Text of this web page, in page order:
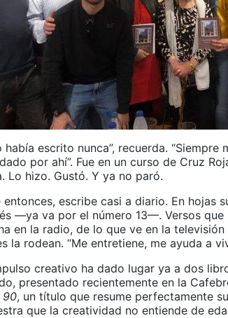
había escrito nunca”, recuerda.
por ahí”. Fue en un curso de Cruz
Lo hizo. Gustó. Y ya no paró.
entonces, escribe casi a diario. En hojas
—ya va por el número 13—. Versos
en la radio, de lo que ve en la
la rodean. “Me entretiene, me ayuda a
creativo ha dado lugar ya a dos
presentado recientemente en la
90, un título que resume perfectamente
que la creatividad no entiende de